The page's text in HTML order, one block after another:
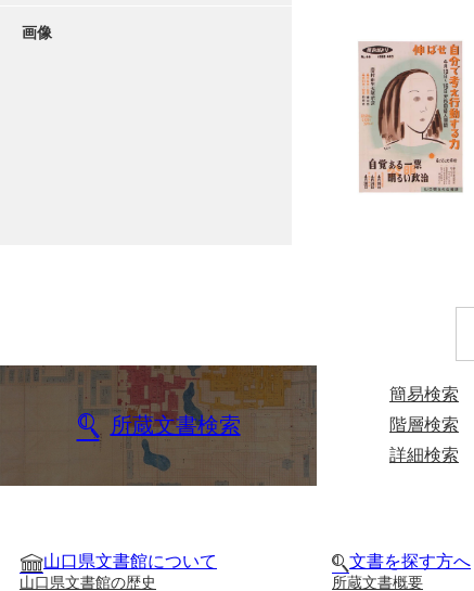
画像
所蔵文書検索
簡易検索
階層検索
詳細検索
山口県文書館について
山口県文書館の歴史
文書を探す方へ
所蔵文書概要